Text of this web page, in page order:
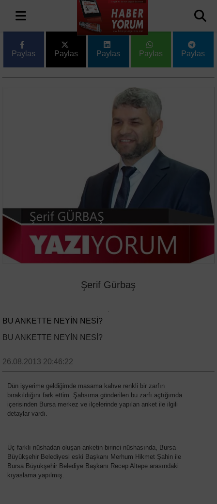
Paylas Paylas Paylas Paylas Paylas
Şerif Gürbaş
BU ANKETTE NEYİN NESİ?
BU ANKETTE NEYİN NESİ?
26.08.2013 20:46:22
Dün işyerime geldiğimde masama kahve renkli bir zarfın
bırakıldığını fark ettim. Şahsıma gönderilen bu zarfı açtığımda
içerisinden Bursa merkez ve ilçelerinde yapılan anket ile ilgili
detaylar vardı.
Üç farklı nüshadan oluşan anketin birinci nüshasında, Bursa
Büyükşehir Belediyesi eski Başkanı Merhum Hikmet Şahin ile
Bursa Büyükşehir Belediye Başkanı Recep Altepe arasındaki
kıyaslama yapılmış.